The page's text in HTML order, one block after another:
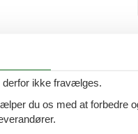
4 badeværelser
ikke fravælges.
du os med at forbedre